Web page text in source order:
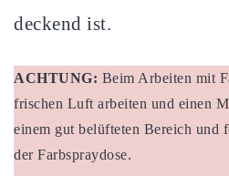
deckend ist.
ACHTUNG: Beim Arbeiten mit
frischen Luft arbeiten und einen
einem gut belüfteten Bereich und
der Farbspraydose.